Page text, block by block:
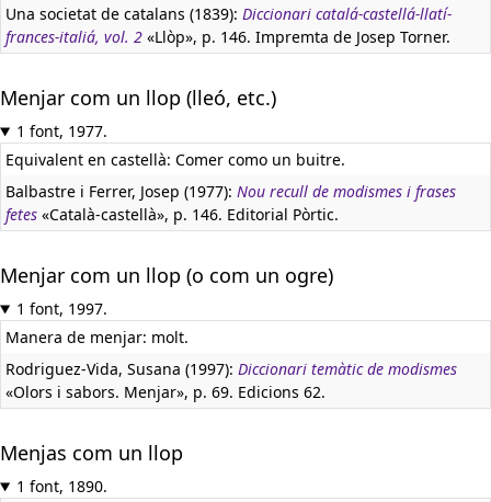
Una societat de catalans (1839): Diccionari catalá-castellá-llatí-
frances-italiá, vol. 2 «Llòp», p. 146. Impremta de Josep Torner.
Menjar com un llop (lleó, etc.)
1 font, 1977.
Equivalent en castellà: Comer como un buitre.
Balbastre i Ferrer, Josep (1977): Nou recull de modismes i frases
fetes «Català-castellà», p. 146. Editorial Pòrtic.
Menjar com un llop (o com un ogre)
1 font, 1997.
Manera de menjar: molt.
Rodriguez-Vida, Susana (1997): Diccionari temàtic de modismes
«Olors i sabors. Menjar», p. 69. Edicions 62.
Menjas com un llop
1 font, 1890.